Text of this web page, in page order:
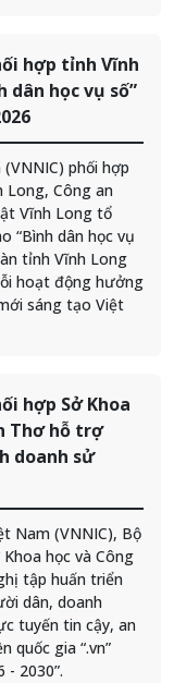
hợp tỉnh Vĩnh
dân học vụ số”
phối hợp
Long, Công an
Vĩnh Long tổ
“Bình dân học vụ
tỉnh Vĩnh Long
hoạt động hưởng
sáng tạo Việt
hợp Sở Khoa
Thơ hỗ trợ
doanh sử
Nam (VNNIC), Bộ
học và Công
tập huấn triển
dân, doanh
tuyến tin cậy, an
quốc gia “.vn”
- 2030”.